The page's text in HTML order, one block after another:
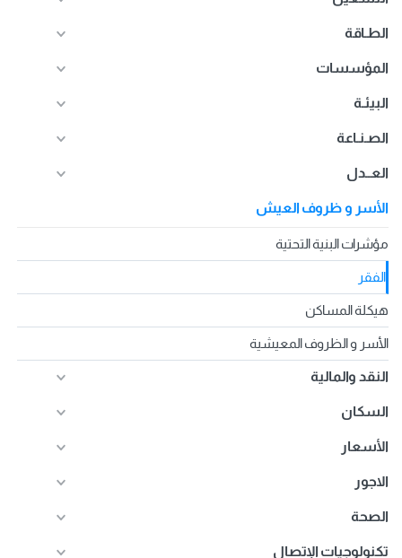
الطـاقة
المؤسسات
البيئـة
الصـنـاعة
العــدل
الأسر و ظروف العيش
مؤشرات البنية التحتية
الفقر
هيكلة المساكن
الأسر و الظروف المعيشية
النقد والمالية
السكان
الأسعار
الاجور
الصحة
تكنولوجيات الإتصال